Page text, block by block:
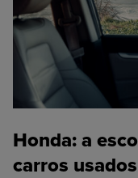
Honda: a
carros usados